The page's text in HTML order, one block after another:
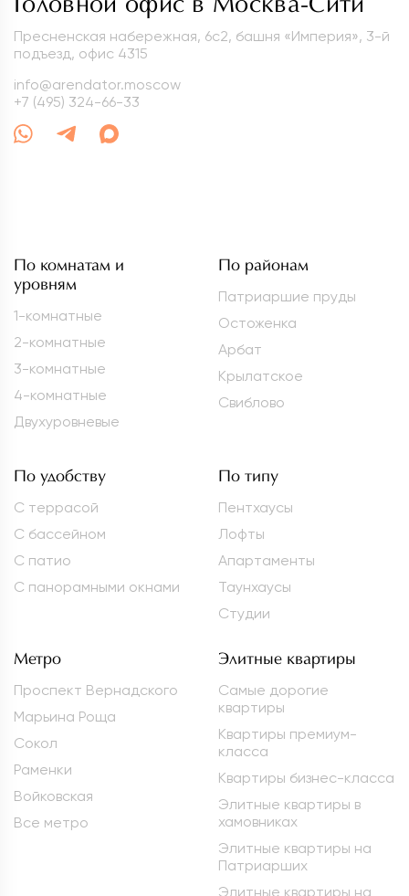
Пресненская набережная, 6с2, башня «Империя», 3-й
подъезд, офис 4315
info@arendator.moscow
+7 (495) 324-66-33
По комнатам и
уровням
1-комнатные
2-комнатные
3-комнатные
4-комнатные
Двухуровневые
По районам
Патриаршие пруды
Остоженка
Арбат
Крылатское
Свиблово
По удобству
С террасой
С бассейном
С патио
С панорамными окнами
По типу
Пентхаусы
Лофты
Апартаменты
Таунхаусы
Студии
Метро
Проспект Вернадского
Марьина Роща
Сокол
Раменки
Войковская
Все метро
Элитные квартиры
Самые дорогие
квартиры
Квартиры премиум-
класса
Квартиры бизнес-класса
Элитные квартиры в
хамовниках
Элитные квартиры на
Патриарших
Элитные квартиры на